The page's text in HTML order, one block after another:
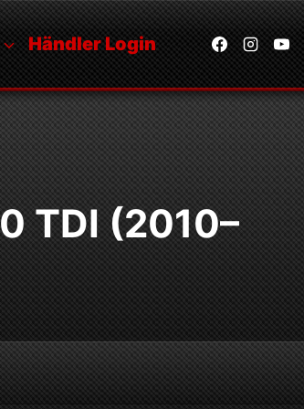
Händler Login
TDI (2010–